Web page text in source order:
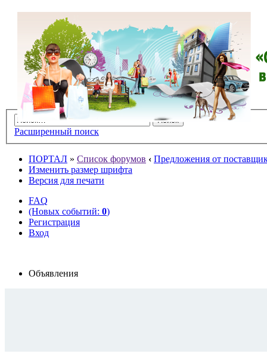
Расширенный поиск
ПОРТАЛ » Список форумов ‹ Предложения от
Изменить размер шрифта
Версия для печати
FAQ
(Новых событий: 0)
Регистрация
Вход
Объявления